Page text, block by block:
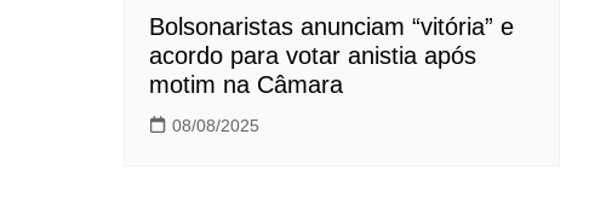
Bolsonaristas anunciam “vitória” e
acordo para votar anistia após
motim na Câmara
08/08/2025